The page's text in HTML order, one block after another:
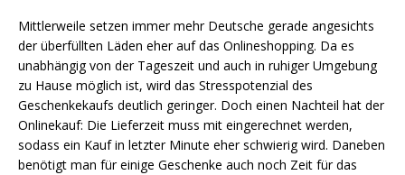
Mittlerweile setzen immer mehr Deutsche gerade angesichts
der überfüllten Läden eher auf das Onlineshopping. Da es
unabhängig von der Tageszeit und auch in ruhiger Umgebung
zu Hause möglich ist, wird das Stresspotenzial des
Geschenkekaufs deutlich geringer. Doch einen Nachteil hat der
Onlinekauf: Die Lieferzeit muss mit eingerechnet werden,
sodass ein Kauf in letzter Minute eher schwierig wird. Daneben
benötigt man für einige Geschenke auch noch Zeit für das